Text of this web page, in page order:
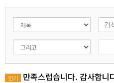
인기 만족스럽습니다. 감사합니